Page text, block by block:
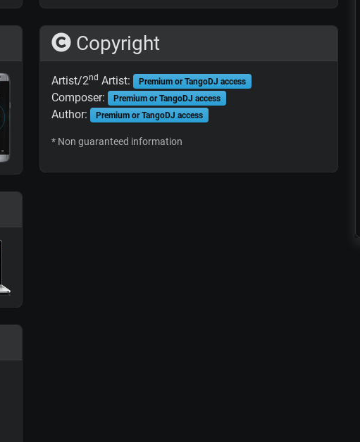
Copyright
Artist/2nd Artist: Premium or TangoDJ access
Composer: Premium or TangoDJ access
Author: Premium or TangoDJ access
* Non guaranteed information